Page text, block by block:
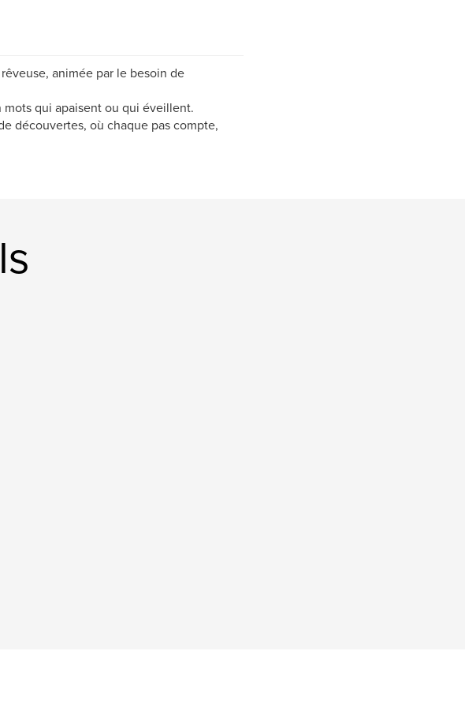
animée par le besoin de
qui apaisent ou qui éveillent.
découvertes, où chaque pas compte,